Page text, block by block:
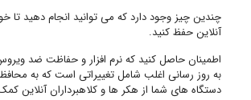
چندین چیز وجود دارد که می توانید انجام دهید تا
آنلاین حفظ کنید.
اطمینان حاصل کنید که نرم افزار و حفاظت ضد
به روز رسانی اغلب شامل تغییراتی است که به
دستگاه های شما از هکر ها و کلاهبرداران آنلاین